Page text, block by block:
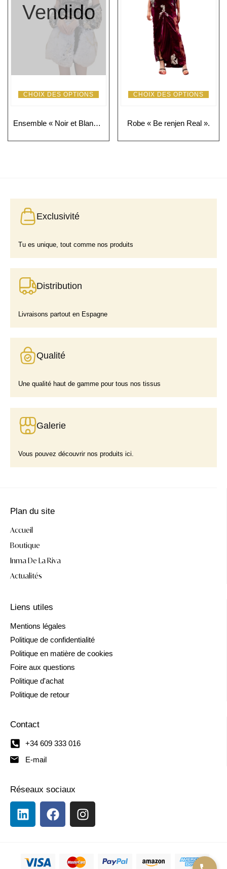
Vendido
CHOIX DES OPTIONS
Ensemble « Noir et Blanc » : éclat, glamour et chic bohème
CHOIX DES OPTIONS
Robe « Be renjen Real ».
Exclusivité
Tu es unique, tout comme nos produits
Distribution
Livraisons partout en Espagne
Qualité
Une qualité haut de gamme pour tous nos tissus
Galerie
Vous pouvez découvrir nos produits ici.
Plan du site
Accueil
Boutique
Inma De La Riva
Actualités
Liens utiles
Mentions légales
Politique de confidentialité
Politique en matière de cookies
Foire aux questions
Politique d'achat
Politique de retour
Contact
+34 609 333 016
E-mail
Réseaux sociaux